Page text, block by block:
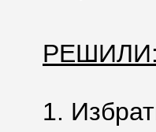
РЕШИЛИ:
1.